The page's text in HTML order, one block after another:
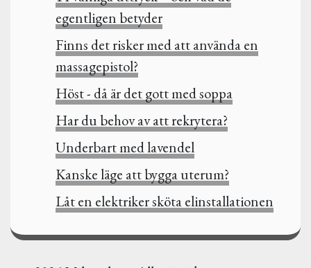
egentligen betyder
Finns det risker med att använda en
massagepistol?
Höst - då är det gott med soppa
Har du behov av att rekrytera?
Underbart med lavendel
Kanske läge att bygga uterum?
Låt en elektriker sköta elinstallationen